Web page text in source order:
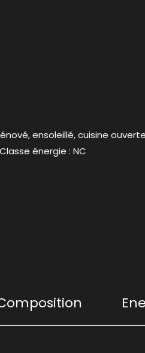
ensoleillé, cuisine
énergie : NC